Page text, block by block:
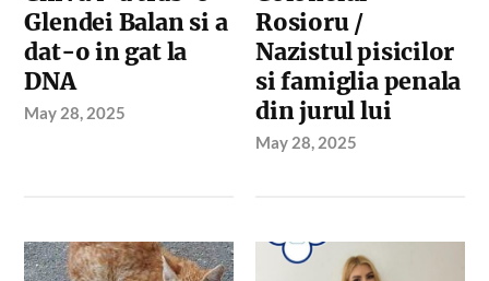
Glendei Balan si a
dat-o in gat la
DNA
May 28, 2025
Rosioru /
Nazistul pisicilor
si famiglia penala
din jurul lui
May 28, 2025